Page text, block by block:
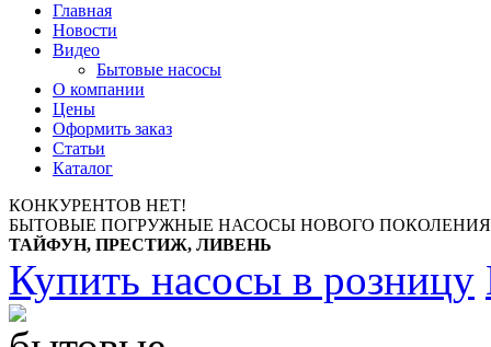
Главная
Новости
Видео
Бытовые насосы
О компании
Цены
Оформить заказ
Статьи
Каталог
КОНКУРЕНТОВ НЕТ!
БЫТОВЫЕ ПОГРУЖНЫЕ НАСОСЫ НОВОГО
ТАЙФУН, ПРЕСТИЖ, ЛИВЕНЬ
Купить насосы в розницу